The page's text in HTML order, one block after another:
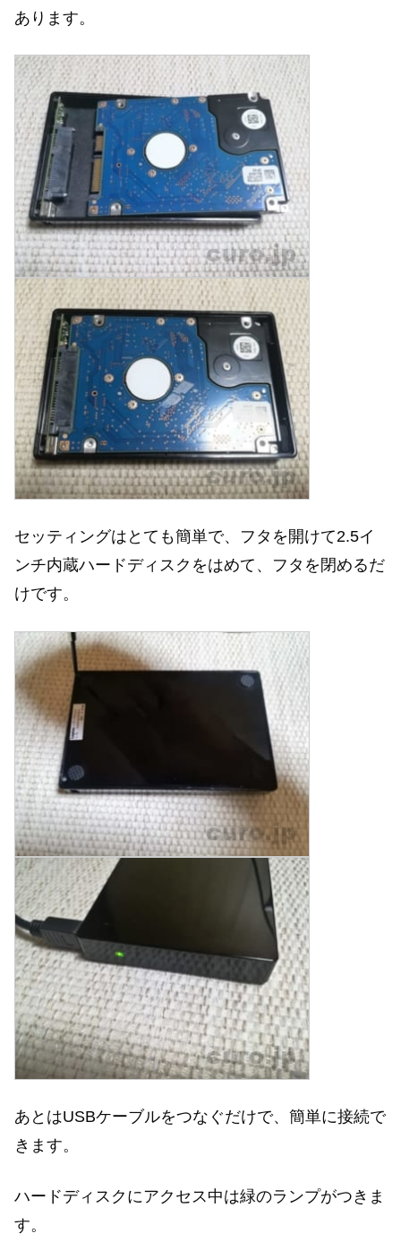
あります。
セッティングはとても簡単で、フタを開けて2.5イ
ンチ内蔵ハードディスクをはめて、フタを閉めるだ
けです。
あとはUSBケーブルをつなぐだけで、簡単に接続で
きます。
ハードディスクにアクセス中は緑のランプがつきま
す。